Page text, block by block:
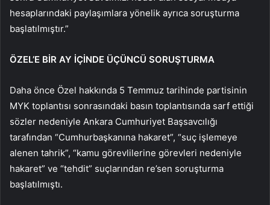
hesaplarındaki paylaşımlara yönelik ayrıca soruşturma
başlatılmıştır.”
ÖZEL’E BİR AY İÇİNDE ÜÇÜNCÜ SORUŞTURMA
Daha önce Özel hakkında 5 Temmuz tarihinde partisinin
MYK toplantısı sonrasındaki basın toplantısında sarf ettiği
sözler nedeniyle Ankara Cumhuriyet Başsavcılığı
tarafından “Cumhurbaşkanına hakaret”, “suç işlemeye
alenen tahrik”, “kamu görevlilerine görevleri nedeniyle
hakaret” ve “tehdit” suçlarından re’sen soruşturma
başlatılmıştı.